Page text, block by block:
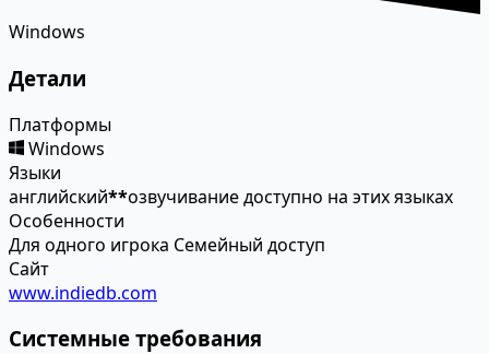
Windows
Детали
Платформы
Windows
Языки
английский**озвучивание доступно на этих языках
Особенности
Для одного игрока Семейный доступ
Сайт
www.indiedb.com
Системные требования